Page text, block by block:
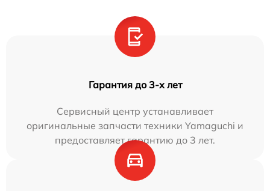
Гарантия до 3-х лет
Сервисный центр устанавливает
оригинальные запчасти техники Yamaguchi и
предоставляет гарантию до 3 лет.